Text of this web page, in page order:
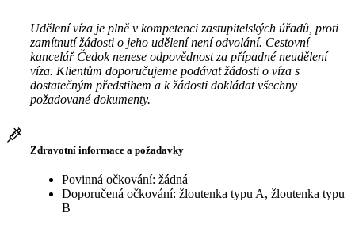
Udělení víza je plně v kompetenci zastupitelských úřadů, proti
zamítnutí žádosti o jeho udělení není odvolání. Cestovní
kancelář Čedok nenese odpovědnost za případné neudělení
víza. Klientům doporučujeme podávat žádosti o víza s
dostatečným předstihem a k žádosti dokládat všechny
požadované dokumenty.
Zdravotní informace a požadavky
Povinná očkování: žádná
Doporučená očkování: žloutenka typu A, žloutenka typu
B